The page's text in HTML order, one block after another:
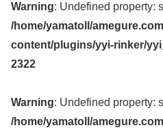
Warning: Undefined property:
/home/yamatoll/
content/plugins/yyi-rinker/
2322
Warning: Undefined property:
/home/yamatoll/